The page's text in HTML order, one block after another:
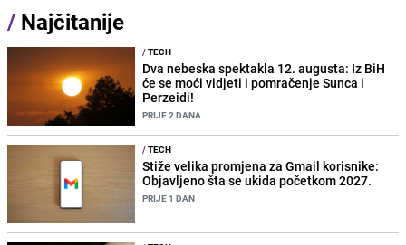
/ Najčitanije
/TECH
Dva nebeska spektakla 12. augusta: Iz BiH
će se moći vidjeti i pomračenje Sunca i
Perzeidi!
PRIJE 2 DANA
/TECH
Stiže velika promjena za Gmail korisnike:
Objavljeno šta se ukida početkom 2027.
PRIJE 1 DAN